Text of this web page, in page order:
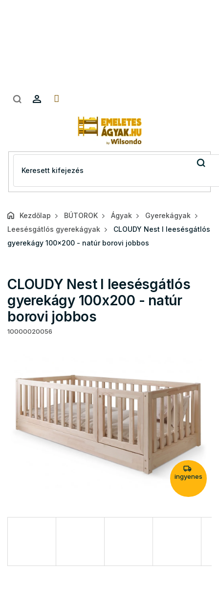
Kezdőlap BÚTOROK Ágyak
Gyerekágyak
Leesésgátlós gyerekágyak
CLOUDY Nest I leesésgátlós
gyerekágy 100x200 - natúr borovi jobbos
CLOUDY Nest I leesésgátlós
gyerekágy 100x200 - natúr
borovi jobbos
10000020056
ingyenes